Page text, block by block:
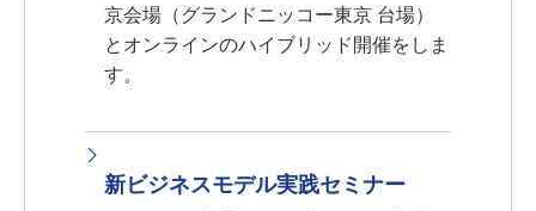
京会場（グランドニッコー東京 台場）
とオンラインのハイブリッド開催をしま
す。
新ビジネスモデル実践セミナー